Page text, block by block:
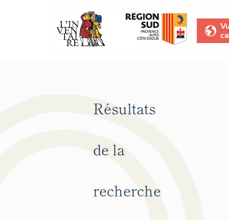
Résultats
de la
recherche